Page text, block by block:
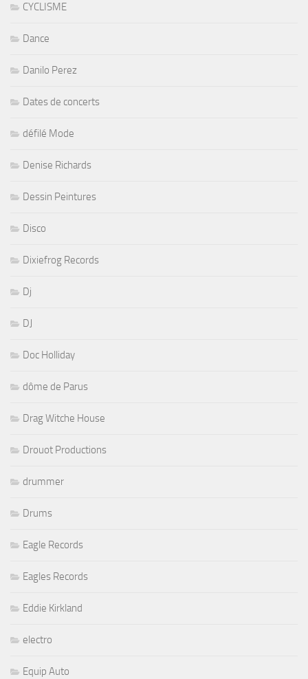
CYCLISME
Dance
Danilo Perez
Dates de concerts
défilé Mode
Denise Richards
Dessin Peintures
Disco
Dixiefrog Records
Dj
DJ
Doc Holliday
dôme de Parus
Drag Witche House
Drouot Productions
drummer
Drums
Eagle Records
Eagles Records
Eddie Kirkland
electro
Equip Auto